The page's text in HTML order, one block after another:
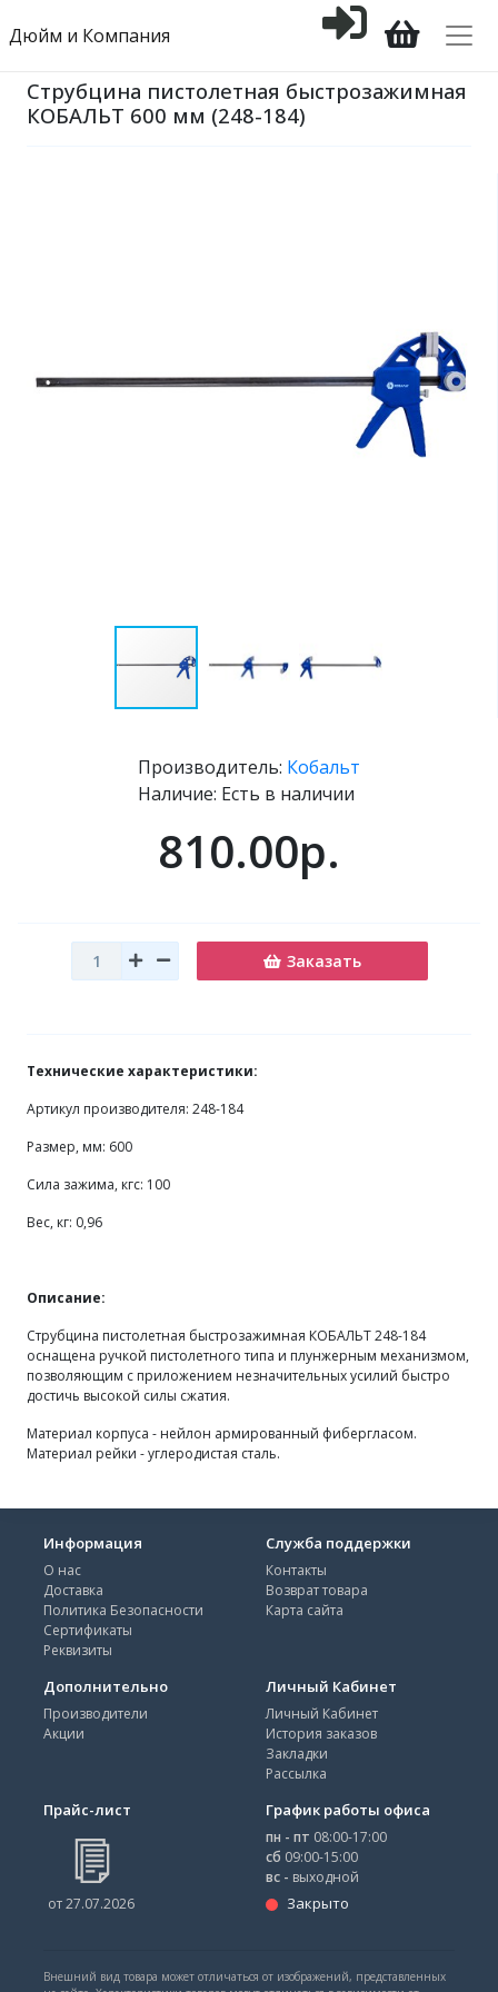
Дюйм и Компания
Струбцина пистолетная быстрозажимная
КОБАЛЬТ 600 мм (248-184)
Производитель: Кобальт
Наличие: Есть в наличии
810.00р.
Заказать
Технические характеристики:
Артикул производителя: 248-184
Размер, мм: 600
Сила зажима, кгс: 100
Вес, кг: 0,96
Описание:
Струбцина пистолетная быстрозажимная КОБАЛЬТ 248-184
оснащена ручкой пистолетного типа и плунжерным механизмом,
позволяющим с приложением незначительных усилий быстро
достичь высокой силы сжатия.
Материал корпуса - нейлон армированный фибергласом.
Материал рейки - углеродистая сталь.
Информация
О нас
Доставка
Политика Безопасности
Сертификаты
Реквизиты
Служба поддержки
Контакты
Возврат товара
Карта сайта
Дополнительно
Производители
Акции
Личный Кабинет
Личный Кабинет
История заказов
Закладки
Рассылка
Прайс-лист
от 27.07.2026
График работы офиса
пн - пт 08:00-17:00
сб 09:00-15:00
вс - выходной
Закрыто
Внешний вид товара может отличаться от изображений, представленных